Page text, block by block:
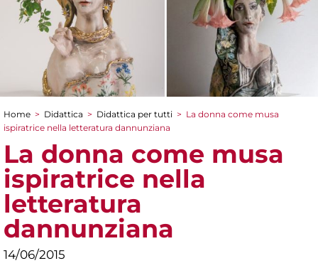
Tu sei qui
Home > Didattica > Didattica per tutti > La donna come musa
ispiratrice nella letteratura dannunziana
La donna come musa
ispiratrice nella
letteratura
dannunziana
14/06/2015